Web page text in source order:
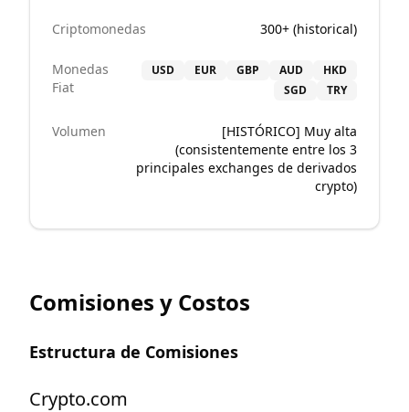
Criptomonedas 300+ (historical)
Monedas
Fiat
USD EUR GBP AUD
HKD
SGD
TRY
Volumen
[HISTÓRICO] Muy alta
(consistentemente entre los 3
principales exchanges de derivados
crypto)
Comisiones y Costos
Estructura de Comisiones
Crypto.com